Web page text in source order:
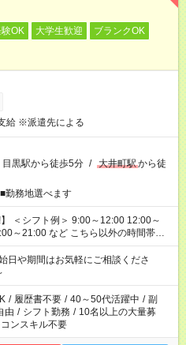
OK 大学生歓迎
ブランクOK
給 ※派遣先による
目黒駅から徒歩5分 / 大井町駅から徒
務地選べます
～
こちら以外の時間帯も
！
や期間はお気軽にご相談くださ
/ 履歴書不要 / 40～50代活躍中 / 副
由 / シフト勤務 / 10名以上の大量募
ンスキル不要